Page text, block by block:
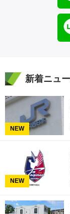
新着ニュ
NEW
NEW